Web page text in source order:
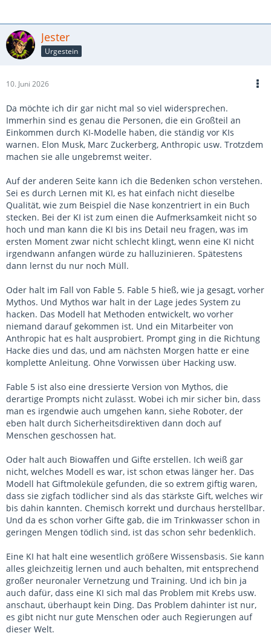
Jester
Urgestein
10. Juni 2026
Da möchte ich dir gar nicht mal so viel widersprechen.
Immerhin sind es genau die Personen, die ein Großteil an
Einkommen durch KI-Modelle haben, die ständig vor KIs
warnen. Elon Musk, Marc Zuckerberg, Anthropic usw. Trotzdem
machen sie alle ungebremst weiter.
Auf der anderen Seite kann ich die Bedenken schon verstehen.
Sei es durch Lernen mit KI, es hat einfach nicht dieselbe
Qualität, wie zum Beispiel die Nase konzentriert in ein Buch
stecken. Bei der KI ist zum einen die Aufmerksamkeit nicht so
hoch und man kann die KI bis ins Detail neu fragen, was im
ersten Moment zwar nicht schlecht klingt, wenn eine KI nicht
irgendwann anfangen würde zu halluzinieren. Spätestens
dann lernst du nur noch Müll.
Oder halt im Fall von Fable 5. Fable 5 hieß, wie ja gesagt, vorher
Mythos. Und Mythos war halt in der Lage jedes System zu
hacken. Das Modell hat Methoden entwickelt, wo vorher
niemand darauf gekommen ist. Und ein Mitarbeiter von
Anthropic hat es halt ausprobiert. Prompt ging in die Richtung
Hacke dies und das, und am nächsten Morgen hatte er eine
komplette Anleitung. Ohne Vorwissen über Hacking usw.
Fable 5 ist also eine dressierte Version von Mythos, die
derartige Prompts nicht zulässt. Wobei ich mir sicher bin, dass
man es irgendwie auch umgehen kann, siehe Roboter, der
eben halt durch Sicherheitsdirektiven dann doch auf
Menschen geschossen hat.
Oder halt auch Biowaffen und Gifte erstellen. Ich weiß gar
nicht, welches Modell es war, ist schon etwas länger her. Das
Modell hat Giftmoleküle gefunden, die so extrem giftig waren,
dass sie zigfach tödlicher sind als das stärkste Gift, welches wir
bis dahin kannten. Chemisch korrekt und durchaus herstellbar.
Und da es schon vorher Gifte gab, die im Trinkwasser schon in
geringen Mengen tödlich sind, ist das schon sehr bedenklich.
Eine KI hat halt eine wesentlich größere Wissensbasis. Sie kann
alles gleichzeitig lernen und auch behalten, mit entsprechend
großer neuronaler Vernetzung und Training. Und ich bin ja
auch dafür, dass eine KI sich mal das Problem mit Krebs usw.
anschaut, überhaupt kein Ding. Das Problem dahinter ist nur,
es gibt nicht nur gute Menschen oder auch Regierungen auf
dieser Welt.